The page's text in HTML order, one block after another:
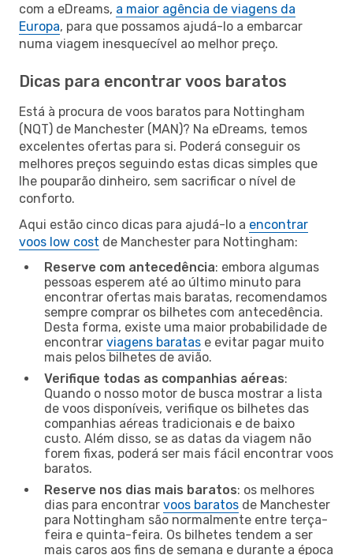
com a eDreams, a maior agência de viagens da
Europa, para que possamos ajudá-lo a embarcar
numa viagem inesquecível ao melhor preço.
Dicas para encontrar voos baratos
Está à procura de voos baratos para Nottingham
(NQT) de Manchester (MAN)? Na eDreams, temos
excelentes ofertas para si. Poderá conseguir os
melhores preços seguindo estas dicas simples que
lhe pouparão dinheiro, sem sacrificar o nível de
conforto.
Aqui estão cinco dicas para ajudá-lo a encontrar
voos low cost de Manchester para Nottingham:
Reserve com antecedência: embora algumas
pessoas esperem até ao último minuto para
encontrar ofertas mais baratas, recomendamos
sempre comprar os bilhetes com antecedência.
Desta forma, existe uma maior probabilidade de
encontrar viagens baratas e evitar pagar muito
mais pelos bilhetes de avião.
Verifique todas as companhias aéreas:
Quando o nosso motor de busca mostrar a lista
de voos disponíveis, verifique os bilhetes das
companhias aéreas tradicionais e de baixo
custo. Além disso, se as datas da viagem não
forem fixas, poderá ser mais fácil encontrar voos
baratos.
Reserve nos dias mais baratos: os melhores
dias para encontrar voos baratos de Manchester
para Nottingham são normalmente entre terça-
feira e quinta-feira. Os bilhetes tendem a ser
mais caros aos fins de semana e durante a época